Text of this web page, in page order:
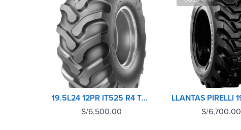
19.5L24 12PR IT525 R4 TL GOODYEAR
S/6,500.00
S/6,700.00